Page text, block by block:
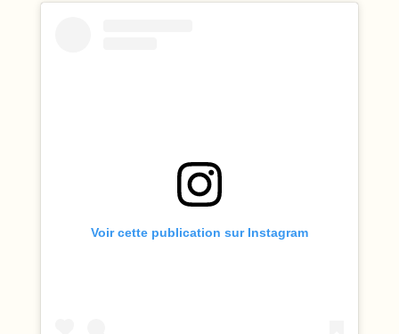
Voir cette publication sur Instagram